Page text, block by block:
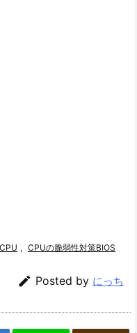
CPU , CPUの脆弱性対策BIOS
 Posted by にっち